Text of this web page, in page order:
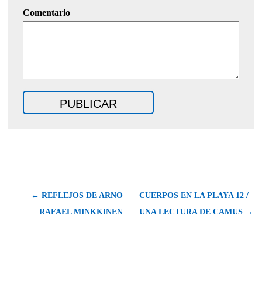
Comentario
← REFLEJOS DE ARNO
RAFAEL MINKKINEN
CUERPOS EN LA PLAYA 12 /
UNA LECTURA DE CAMUS →